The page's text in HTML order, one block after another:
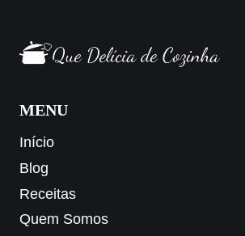
MENU
Início
Blog
Receitas
Quem Somos